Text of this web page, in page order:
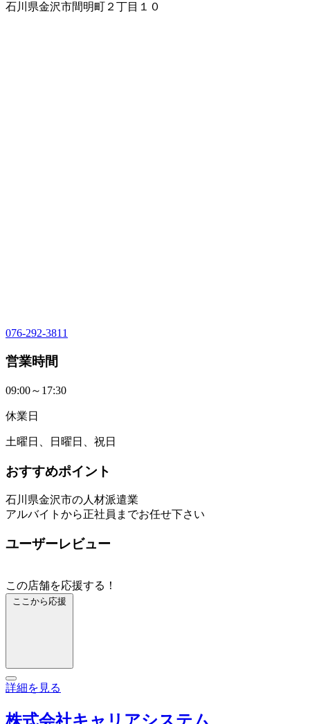
石川県金沢市間明町２丁目１０
076-292-3811
営業時間
09:00～17:30
休業日
土曜日、日曜日、祝日
おすすめポイント
石川県金沢市の人材派遣業
アルバイトから正社員までお任せ下さい
ユーザーレビュー
この店舗を応援する！
ここから応援
詳細を見る
株式会社キャリアシステム